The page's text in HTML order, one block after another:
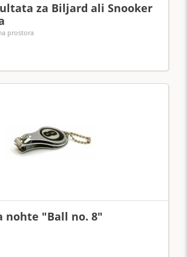
za Biljard ali Snooker
prostora
nohte "Ball no. 8"